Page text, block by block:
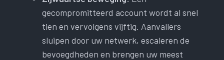
gecompromitteerd account wordt al snel
tien en vervolgens vijftig. Aanvallers
sluipen door uw netwerk, escaleren de
bevoegdheden en brengen uw meest